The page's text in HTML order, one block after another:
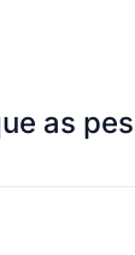
as